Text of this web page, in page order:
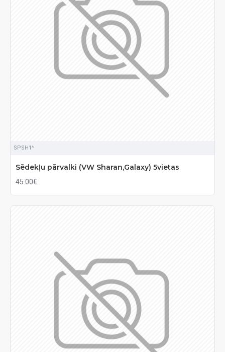
SPSH1^
Sēdekļu pārvalki (VW Sharan,Galaxy) 5vietas
45.00€